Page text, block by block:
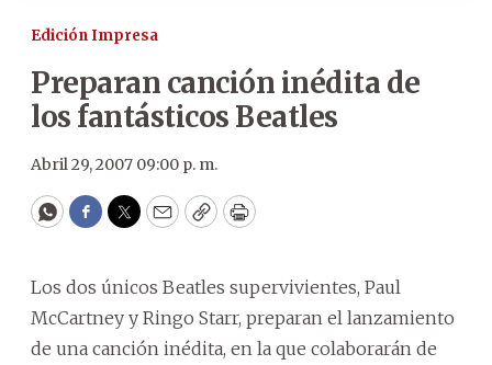
Edición Impresa
Preparan canción inédita de
los fantásticos Beatles
Abril 29, 2007 09:00 p. m.
WhatsApp
Facebook
Twitter
EmailCopyPrint
Los dos únicos Beatles supervivientes, Paul
McCartney y Ringo Starr, preparan el lanzamiento
de una canción inédita, en la que colaborarán de